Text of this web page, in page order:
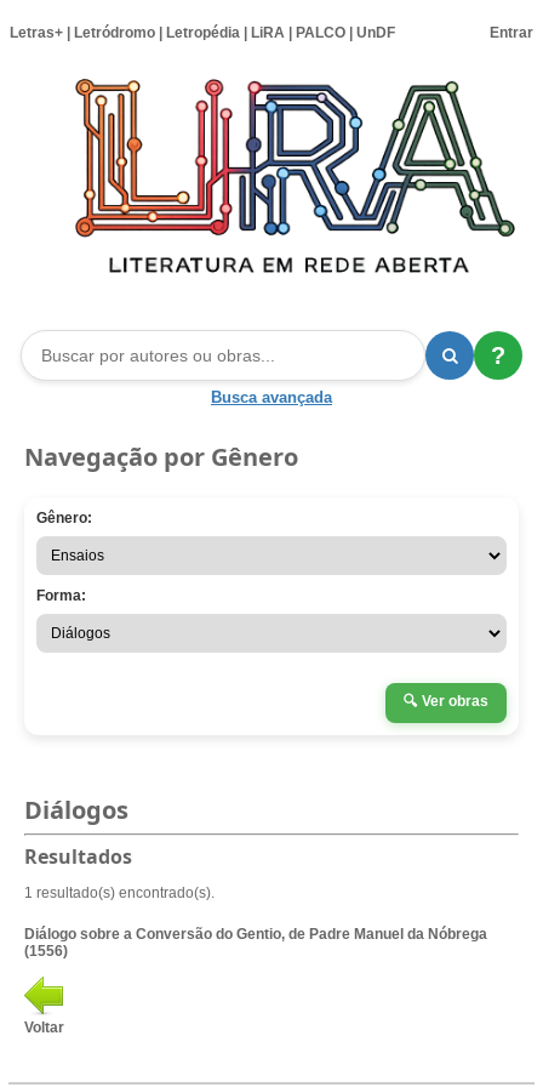
Letras+ Letródromo Letropédia LiRA PALCO UnDF Entrar
?
Busca avançada
Navegação por Gênero
Gênero:
Forma:
🔍 Ver obras
Diálogos
Resultados
1 resultado(s) encontrado(s).
Diálogo sobre a Conversão do Gentio, de Padre Manuel da Nóbrega
(1556)
Voltar